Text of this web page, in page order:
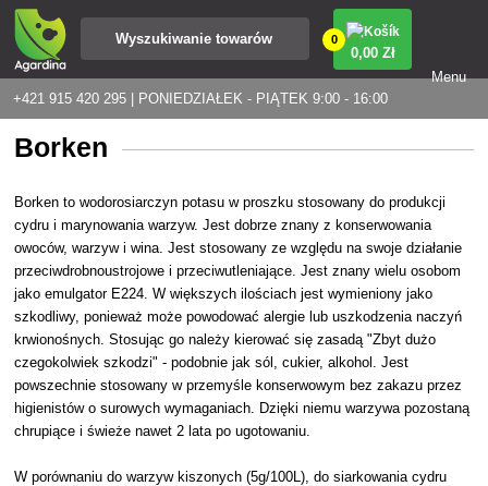
+421 915 420 295 | PONIEDZIAŁEK - PIĄTEK 9:00 - 16:00
0
0,00 Zł
Menu
Borken
Borken to wodorosiarczyn potasu w proszku stosowany do produkcji
cydru i marynowania warzyw. Jest dobrze znany z konserwowania
owoców, warzyw i wina. Jest stosowany ze względu na swoje działanie
przeciwdrobnoustrojowe i przeciwutleniające. Jest znany wielu osobom
jako emulgator E224. W większych ilościach jest wymieniony jako
szkodliwy, ponieważ może powodować alergie lub uszkodzenia naczyń
krwionośnych. Stosując go należy kierować się zasadą "Zbyt dużo
czegokolwiek szkodzi" - podobnie jak sól, cukier, alkohol. Jest
powszechnie stosowany w przemyśle konserwowym bez zakazu przez
higienistów o surowych wymaganiach. Dzięki niemu warzywa pozostaną
chrupiące i świeże nawet 2 lata po ugotowaniu.
W porównaniu do warzyw kiszonych (5g/100L), do siarkowania cydru